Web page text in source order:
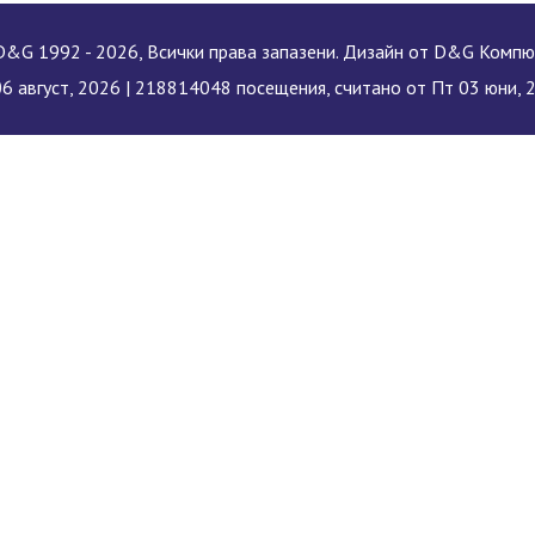
1992 - 2026, Всички права запазени. Дизайн от D&G
август, 2026 | 218814048 посещения, считано от Пт 03 юни,